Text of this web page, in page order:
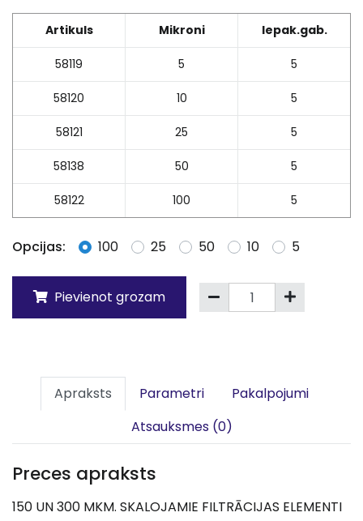
Artikuls Mikroni Iepak.gab.
58119 5 5
58120 10 5
58121 25 5
58138 50 5
58122 100 5
Opcijas: 100 25 50 10 5
Pievienot grozam
Apraksts Parametri
Pakalpojumi
Atsauksmes (0)
Preces apraksts
150 UN 300 MKM. SKALOJAMIE FILTRĀCIJAS ELEMENTI